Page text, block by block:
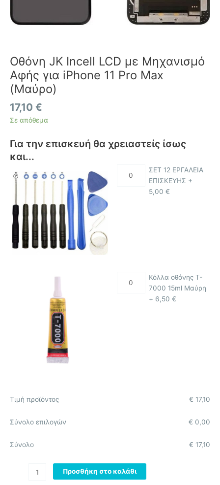
Οθόνη JK Incell LCD με Μηχανισμό
Αφής για iPhone 11 Pro Max
(Μαύρο)
17,10 €
Σε απόθεμα
Για την επισκευή θα χρειαστείς ίσως
και...
ΣΕΤ 12 ΕΡΓΑΛΕΙΑ
ΕΠΙΣΚΕΥΗΣ +
5,00 €
Κόλλα οθόνης T-
7000 15ml Μαύρη
+ 6,50 €
Τιμή προϊόντος 17,10
€
Σύνολο επιλογών 0,00
€
Σύνολο 17,10
€
Προσθήκη στο καλάθι